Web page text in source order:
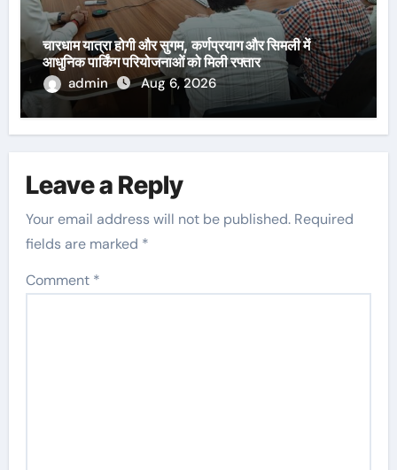
चारधाम यात्रा होगी और सुगम, कर्णप्रयाग और सिमली में
आधुनिक पार्किंग परियोजनाओं को मिली रफ्तार
admin
Aug 6, 2026
Leave a Reply
Your email address will not be published. Required
fields are marked *
Comment *